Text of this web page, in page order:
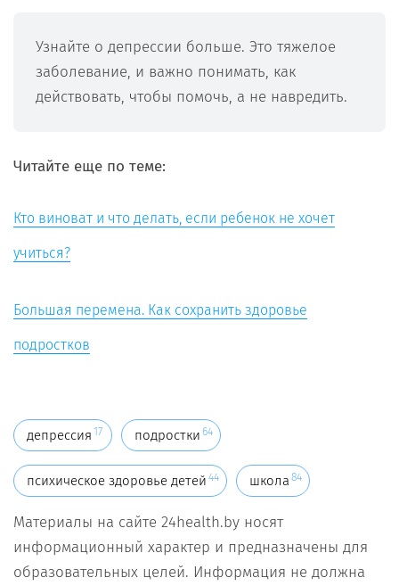
Узнайте о депрессии больше. Это тяжелое
заболевание, и важно понимать, как
действовать, чтобы помочь, а не навредить.
Читайте еще по теме:
Кто виноват и что делать, если ребенок не хочет
учиться?
Большая перемена. Как сохранить здоровье
подростков
депрессия 17 подростки 64
психическое здоровье детей 44 школа 84
Материалы на сайте 24health.by носят
информационный характер и предназначены для
образовательных целей. Информация не должна